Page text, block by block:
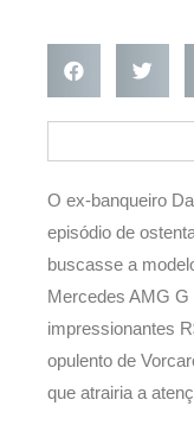
O ex-banqueiro
episódio de
buscasse a
Mercedes AMG
impressionantes
opulento de
que atrairia a